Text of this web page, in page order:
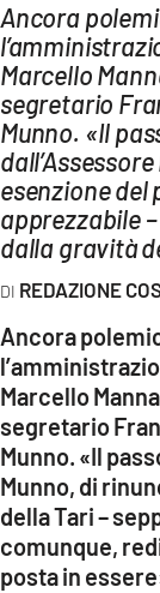
LaC
Network
LACPLAY.IT
LACTV.IT
LACONAIR.IT
LACITYMAG.IT
ILREGGINO.IT
ILVIBONESE.IT
App
ANDROID
Ancora
Marcello
segretario
Munno. «Il
esenzione del
apprezzabile
dalla gravità
REDAZIONE
Ancora
Marcello
segretario
Munno. «Il
Munno, di
della Tari –
comunque,
posta in